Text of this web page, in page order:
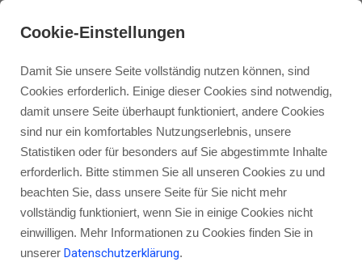
Wie mache ich meiner Zielgruppe
meinen Podcast schmackhaft?
(#heldenfrage von Tanja)
Cookie-Einstellungen
Damit Sie unsere Seite vollständig nutzen können, sind
Cookies erforderlich. Einige dieser Cookies sind notwendig,
damit unsere Seite überhaupt funktioniert, andere Cookies
sind nur ein komfortables Nutzungserlebnis, unsere
Statistiken oder für besonders auf Sie abgestimmte Inhalte
erforderlich. Bitte stimmen Sie all unseren Cookies zu und
beachten Sie, dass unsere Seite für Sie nicht mehr
vollständig funktioniert, wenn Sie in einige Cookies nicht
einwilligen. Mehr Informationen zu Cookies finden Sie in
unserer Datenschutzerklärung.